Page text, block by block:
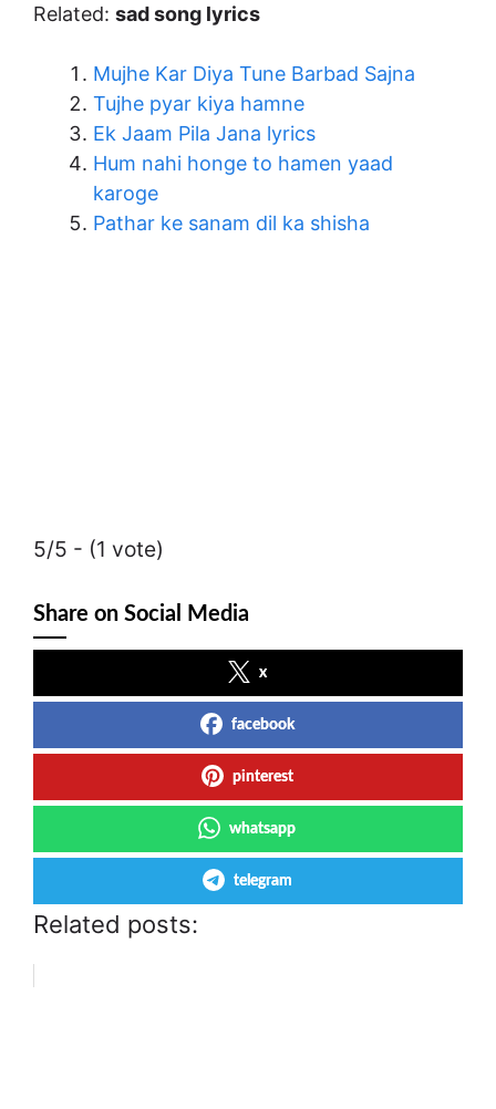
Related: sad song lyrics
Mujhe Kar Diya Tune Barbad Sajna
Tujhe pyar kiya hamne
Ek Jaam Pila Jana lyrics
Hum nahi honge to hamen yaad
karoge
Pathar ke sanam dil ka shisha
5/5 - (1 vote)
Share on Social Media
x
facebook
pinterest
whatsapp
telegram
Related posts: